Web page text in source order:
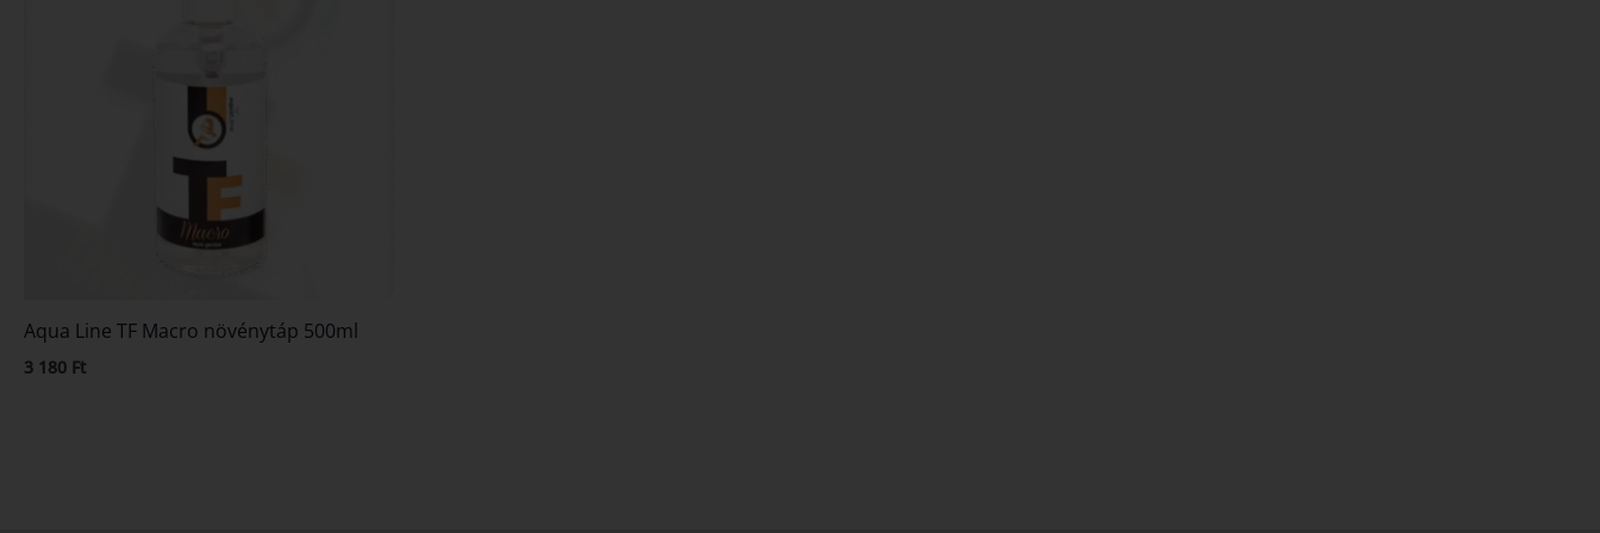
Aqua Line TF Macro növénytáp 500ml
3 180 Ft